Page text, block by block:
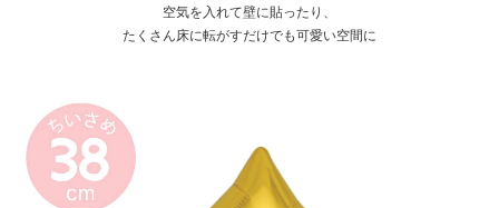
空気を入れて壁に貼ったり、
たくさん床に転がすだけでも可愛い空間に